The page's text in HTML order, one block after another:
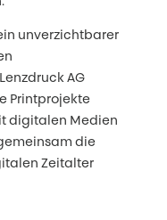
unverzichtbarer
AG
Printprojekte
digitalen Medien
die
Zeitalter